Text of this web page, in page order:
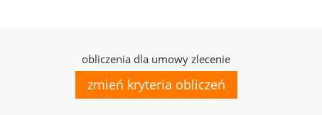
obliczenia dla umowy zlecenie
zmień kryteria obliczeń